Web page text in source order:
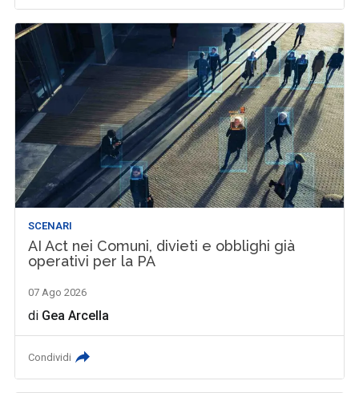
SCENARI
AI Act nei Comuni, divieti e obblighi già
operativi per la PA
07 Ago 2026
di Gea Arcella
Condividi